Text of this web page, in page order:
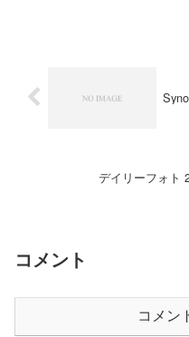
デイリーフォト
コメント
コメン